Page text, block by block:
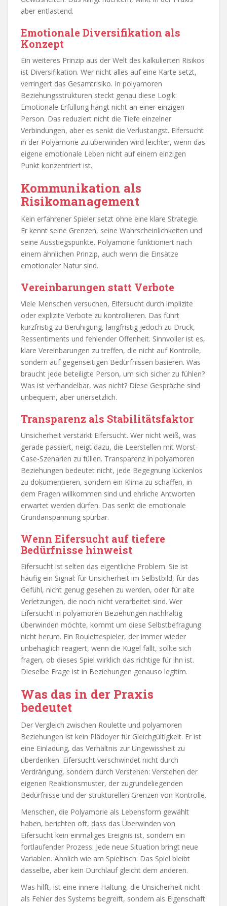
aber entlastend.
Emotionale Diversifikation als
Konzept
Ein weiteres Prinzip aus der Welt des kalkulierten Risikos
ist Diversifikation. Wer nicht alles auf eine Karte setzt,
verringert das Gesamtrisiko. In polyamoren
Beziehungsstrukturen steckt genau diese Logik:
Emotionale Erfüllung hängt nicht an einer einzigen
Person. Das reduziert nicht die Tiefe einzelner
Verbindungen, aber es senkt die Verlustangst. Eifersucht
in der Polyamorie zu überwinden wird leichter, wenn das
eigene emotionale Leben nicht auf einem einzigen
Punkt konzentriert ist.
Kommunikation als
Risikomanagement
Kein erfahrener Spieler setzt ohne eine klare Strategie.
Er kennt seine Grenzen, seine Wahrscheinlichkeiten und
seine Ausstiegspunkte. Polyamorie funktioniert nach
einem ähnlichen Prinzip, auch wenn die Einsätze
emotionaler Natur sind.
Vereinbarungen statt Verbote
Viele Menschen versuchen, Eifersucht durch implizite
oder explizite Verbote zu kontrollieren. Das führt
kurzfristig zu Beruhigung, langfristig jedoch zu Druck,
Ressentiments und fehlender Offenheit. Sinnvoller ist es,
klare Vereinbarungen zu treffen, die nicht auf Kontrolle,
sondern auf gegenseitigen Bedürfnissen basieren. Was
braucht jede beteiligte Person, um sich sicher zu fühlen?
Was ist verhandelbar, was nicht? Diese Gespräche sind
unbequem, aber unersetzlich.
Transparenz als Stabilitätsfaktor
Unsicherheit verstärkt Eifersucht. Wer nicht weiß, was
gerade passiert, neigt dazu, die Leerstellen mit Worst-
Case-Szenarien zu füllen. Transparenz in polyamoren
Beziehungen bedeutet nicht, jede Begegnung lückenlos
zu dokumentieren, sondern ein Klima zu schaffen, in
dem Fragen willkommen sind und ehrliche Antworten
erwartet werden dürfen. Das senkt die emotionale
Grundanspannung spürbar.
Wenn Eifersucht auf tiefere
Bedürfnisse hinweist
Eifersucht ist selten das eigentliche Problem. Sie ist
häufig ein Signal: für Unsicherheit im Selbstbild, für das
Gefühl, nicht genug gesehen zu werden, oder für alte
Verletzungen, die noch nicht verarbeitet sind. Wer
Eifersucht in polyamoren Beziehungen nachhaltig
überwinden möchte, kommt um diese Selbstbefragung
nicht herum. Ein Roulettespieler, der immer wieder
unbehaglich reagiert, wenn die Kugel fällt, sollte sich
fragen, ob dieses Spiel wirklich das richtige für ihn ist.
Dieselbe Frage ist in Beziehungen genauso legitim.
Was das in der Praxis
bedeutet
Der Vergleich zwischen Roulette und polyamoren
Beziehungen ist kein Plädoyer für Gleichgültigkeit. Er ist
eine Einladung, das Verhältnis zur Ungewissheit zu
überdenken. Eifersucht verschwindet nicht durch
Verdrängung, sondern durch Verstehen: Verstehen der
eigenen Reaktionsmuster, der zugrundeliegenden
Bedürfnisse und der strukturellen Grenzen von Kontrolle.
Menschen, die Polyamorie als Lebensform gewählt
haben, berichten oft, dass das Überwinden von
Eifersucht kein einmaliges Ereignis ist, sondern ein
fortlaufender Prozess. Jede neue Situation bringt neue
Variablen. Ähnlich wie am Spieltisch: Das Spiel bleibt
dasselbe, aber kein Durchlauf gleicht dem anderen.
Was hilft, ist eine innere Haltung, die Unsicherheit nicht
als Fehler des Systems begreift, sondern als Eigenschaft